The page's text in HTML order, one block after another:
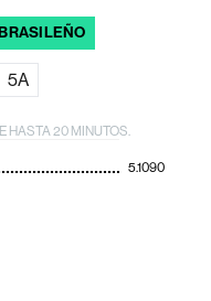
5A
HASTA 20 MINUTOS.
5.1090